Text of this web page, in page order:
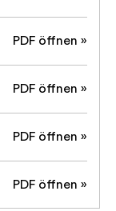
PDF öffnen »
PDF öffnen »
PDF öffnen »
PDF öffnen »